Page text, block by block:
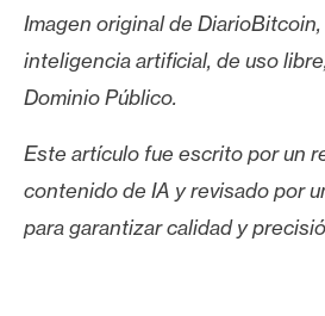
Imagen original de
inteligencia artificial, de uso
Dominio Público.
Este artículo fue escrito por un
contenido de IA y revisado por
para garantizar calidad y